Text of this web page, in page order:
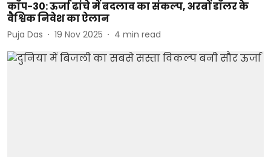
कॉप-30: ऊर्जा ढांचे में बदलाव का संकल्प, अरबों डॉलर के
वैश्विक निवेश का ऐलान
Puja Das 19 Nov 2025 4 min read